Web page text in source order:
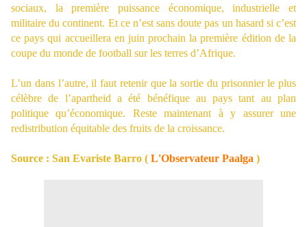
sociaux, la première puissance économique, industrielle et
militaire du continent. Et ce n’est sans doute pas un hasard si c’est
ce pays qui accueillera en juin prochain la première édition de la
coupe du monde de football sur les terres d’Afrique.
L’un dans l’autre, il faut retenir que la sortie du prisonnier le plus
célèbre de l’apartheid a été bénéfique au pays tant au plan
politique qu’économique. Reste maintenant à y assurer une
redistribution équitable des fruits de la croissance.
Source : San Evariste Barro ( L'Observateur Paalga )